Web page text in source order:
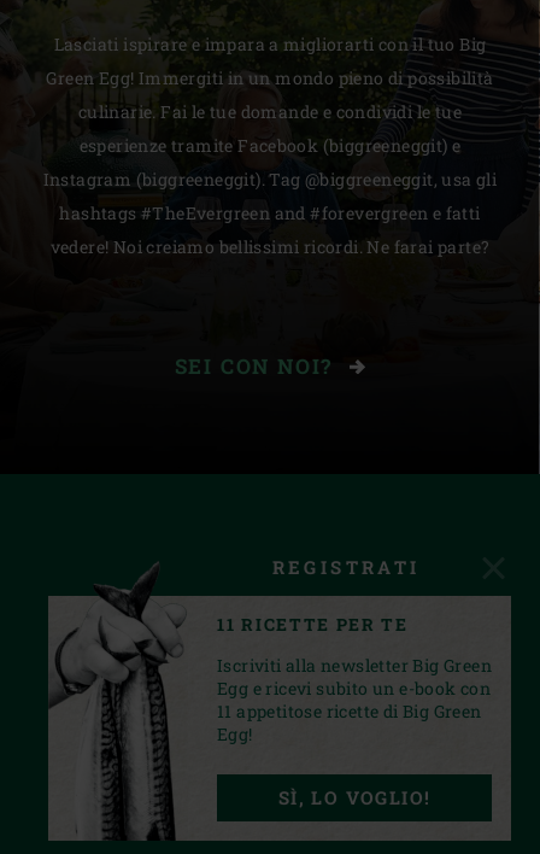
Lasciati ispirare e impara a migliorarti con il tuo Big
Green Egg! Immergiti in un mondo pieno di possibilità
culinarie. Fai le tue domande e condividi le tue
esperienze tramite Facebook (biggreeneggit) e
Instagram (biggreeneggit). Tag @biggreeneggit, usa gli
hashtags #TheEvergreen and #forevergreen e fatti
vedere! Noi creiamo bellissimi ricordi. Ne farai parte?
SEI CON NOI?
FACEBOOKINSTAGRAM
PRIVACY STATEMENT
REGISTRATI
11 RICETTE PER TE
Iscriviti alla newsletter Big Green
Egg e ricevi subito un e-book con
11 appetitose ricette di Big Green
Egg!
SÌ, LO VOGLIO!